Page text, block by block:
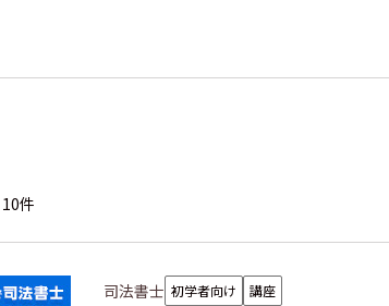
件
司法書士 初学者向け 講座